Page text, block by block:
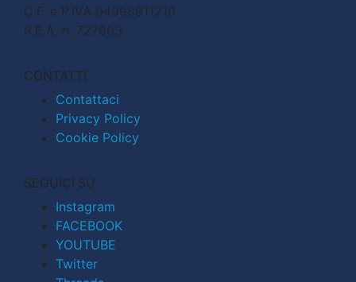
C.F. e P.IVA 04998911210
R.E.A. n. 727803
CONTATTI
Contattaci
Privacy Policy
Cookie Policy
SEGUICI SU
Instagram
FACEBOOK
YOUTUBE
Twitter